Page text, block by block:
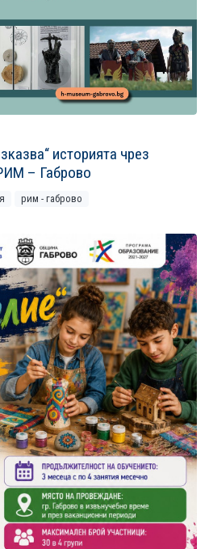
историята чрез
– Габрово
рим - габрово